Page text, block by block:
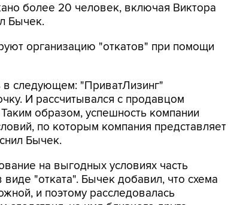
более 20 человек, включая Виктора
Бычек.
организацию "откатов" при помощи
в следующем: "ПриватЛизинг"
И рассчитывался с продавцом
образом, успешность компании
по которым компания представляет
Бычек.
на выгодных условиях часть
"отката". Бычек добавил, что схема
и поэтому расследовалась